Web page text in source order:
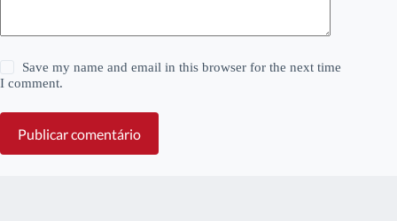
Save my name and email in this browser for the next time
I comment.
Publicar comentário